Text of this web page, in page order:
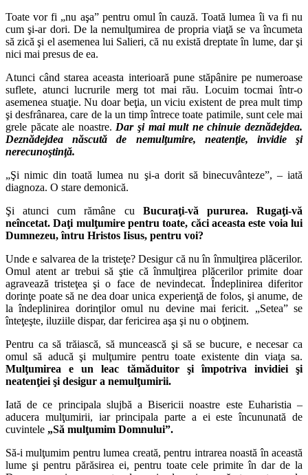
Toate vor fi „nu aşa” pentru omul în cauză. Toată lumea îi va fi nu
cum şi-ar dori. De la nemulţumirea de propria viaţă se va încumeta
să zică şi el asemenea lui Salieri, că nu există dreptate în lume, dar şi
nici mai presus de ea.
Atunci când starea aceasta interioară pune stăpânire pe numeroase
suflete, atunci lucrurile merg tot mai rău. Locuim tocmai într-o
asemenea stuaţie. Nu doar beţia, un viciu existent de prea mult timp
şi desfrânarea, care de la un timp întrece toate patimile, sunt cele mai
grele păcate ale noastre. Dar şi mai mult ne chinuie deznădejdea.
Deznădejdea născută de nemulţumire, neatenţie, invidie şi
nerecunoştinţă.
„Şi nimic din toată lumea nu şi-a dorit să binecuvânteze”, – iată
diagnoza. O stare demonică.
Şi atunci cum rămâne cu Bucuraţi-vă pururea. Rugaţi-vă
neîncetat. Daţi mulţumire pentru toate, căci aceasta este voia lui
Dumnezeu, întru Hristos Iisus, pentru voi?
Unde e salvarea de la tristeţe? Desigur că nu în înmulţirea plăcerilor.
Omul atent ar trebui să ştie că înmulţirea plăcerilor primite doar
agravează tristeţea şi o face de nevindecat. Îndeplinirea diferitor
dorinţe poate să ne dea doar unica experienţă de folos, şi anume, de
la îndeplinirea dorinţilor omul nu devine mai fericit. „Setea” se
înteţeşte, iluziile dispar, dar fericirea aşa şi nu o obţinem.
Pentru ca să trăiască, să muncească şi să se bucure, e necesar ca
omul să aducă şi mulţumire pentru toate existente din viaţa sa.
Mulţumirea e un leac tămăduitor şi împotriva invidiei şi
neatenţiei şi desigur a nemulţumirii.
Iată de ce principala slujbă a Bisericii noastre este Euharistia –
aducera mulţumirii, iar principala parte a ei este încununată de
cuvintele „Să mulţumim Domnului”.
Să-i mulţumim pentru lumea creată, pentru intrarea noastă în această
lume şi pentru părăsirea ei, pentru toate cele primite în dar de la